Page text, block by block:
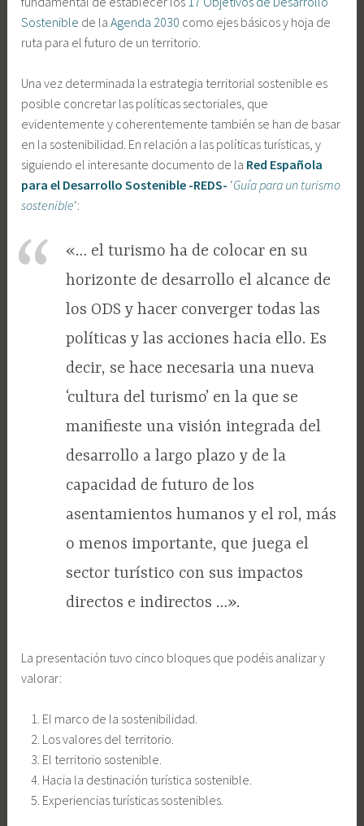
Sostenible de laAgenda 2030 como ejes básicos y hoja de
ruta para el futuro de un territorio.
Una vez determinada la estrategia territorial sostenible es
posible concretar las políticas sectoriales, que
evidentemente y coherentemente también se han de basar
en la sostenibilidad. En relación a las políticas turísticas, y
siguiendo el interesante documento de la Red Española
para el Desarrollo Sostenible -REDS- ‘Guía para un turismo
sostenible‘:
«… el turismo ha de colocar en su
horizonte de desarrollo el alcance de
los ODS y hacer converger todas las
políticas y las acciones hacia ello. Es
decir, se hace necesaria una nueva
‘cultura del turismo’ en la que se
manifieste una visión integrada del
desarrollo a largo plazo y de la
capacidad de futuro de los
asentamientos humanos y el rol, más
o menos importante, que juega el
sector turístico con sus impactos
directos e indirectos …».
La presentación tuvo cinco bloques que podéis analizar y
valorar:
El marco de la sostenibilidad.
Los valores del territorio.
El territorio sostenible.
Hacia la destinación turística sostenible.
Experiencias turísticas sostenibles.